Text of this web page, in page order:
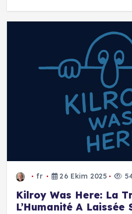
fr 26 Ekim 2025
Kilroy Was Here: La
L’Humanité A Laissée